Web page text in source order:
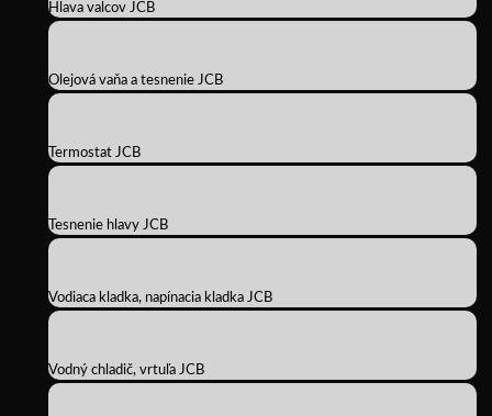
Hlava valcov JCB
Olejová vaňa a tesnenie JCB
Termostat JCB
Tesnenie hlavy JCB
Vodiaca kladka, napínacia kladka JCB
Vodný chladič, vrtuľa JCB